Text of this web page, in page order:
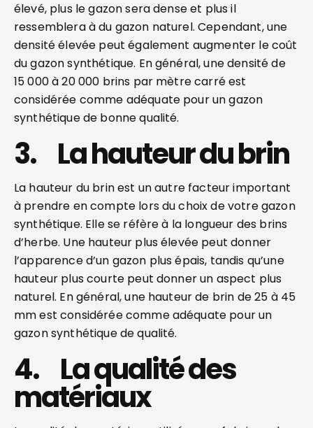
élevé, plus le gazon sera dense et plus il
ressemblera à du gazon naturel. Cependant, une
densité élevée peut également augmenter le coût
du gazon synthétique. En général, une densité de
15 000 à 20 000 brins par mètre carré est
considérée comme adéquate pour un gazon
synthétique de bonne qualité.
3. La hauteur du brin
La hauteur du brin est un autre facteur important
à prendre en compte lors du choix de votre gazon
synthétique. Elle se réfère à la longueur des brins
d’herbe. Une hauteur plus élevée peut donner
l’apparence d’un gazon plus épais, tandis qu’une
hauteur plus courte peut donner un aspect plus
naturel. En général, une hauteur de brin de 25 à 45
mm est considérée comme adéquate pour un
gazon synthétique de qualité.
4. La qualité des
matériaux